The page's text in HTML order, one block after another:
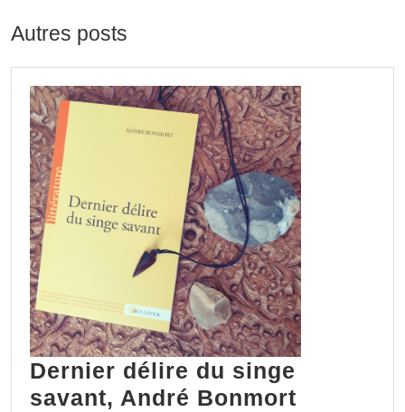
Autres posts
Dernier délire du singe
savant, André Bonmort